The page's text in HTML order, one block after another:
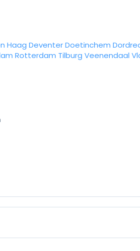
Haag DeventerDoetinchem
Rotterdam Tilburg Veenendaal